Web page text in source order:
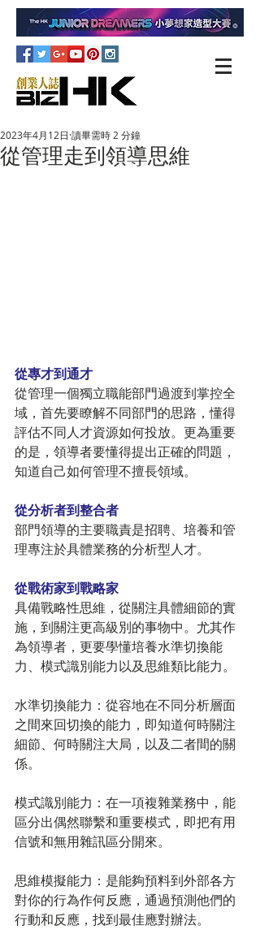
從管理走到領導思維
2023年4月12日 讀畢需時 2 分鐘
從專才到通才
從管理一個獨立職能部門過渡到掌控全
域，首先要瞭解不同部門的思路，懂得
評估不同人才資源如何投放。更為重要
的是，領導者要懂得提出正確的問題，
知道自己如何管理不擅長領域。
從分析者到整合者
部門領導的主要職責是招聘、培養和管
理專注於具體業務的分析型人才。
從戰術家到戰略家
具備戰略性思維，從關注具體細節的實
施，到關注更高級別的事物中。尤其作
為領導者，更要學懂培養水準切換能
力、模式識別能力以及思維類比能力。
水準切換能力：從容地在不同分析層面
之間來回切換的能力，即知道何時關注
細節、何時關注大局，以及二者間的關
係。
模式識別能力：在一項複雜業務中，能
區分出偶然聯繫和重要模式，即把有用
信號和無用雜訊區分開來。
思維模擬能力：是能夠預料到外部各方
對你的行為作何反應，通過預測他們的
行動和反應，找到最佳應對辦法。